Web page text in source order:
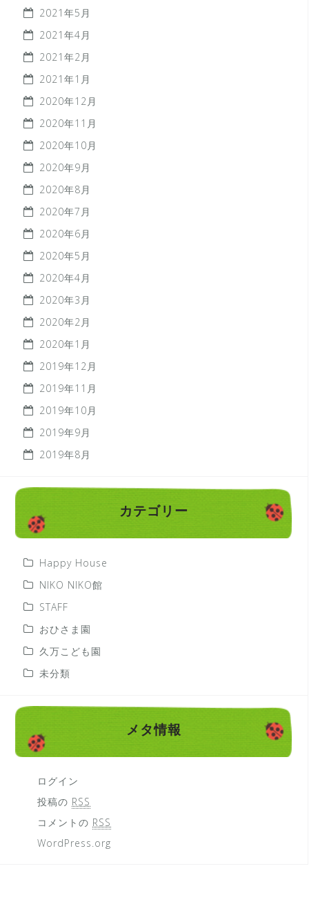
2021年5月
2021年4月
2021年2月
2021年1月
2020年12月
2020年11月
2020年10月
2020年9月
2020年8月
2020年7月
2020年6月
2020年5月
2020年4月
2020年3月
2020年2月
2020年1月
2019年12月
2019年11月
2019年10月
2019年9月
2019年8月
カテゴリー
Happy House
NIKO NIKO館
STAFF
おひさま園
久万こども園
未分類
メタ情報
ログイン
投稿の RSS
コメントの RSS
WordPress.org